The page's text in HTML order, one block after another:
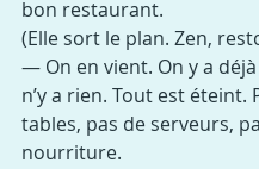
bon restaurant.
(Elle sort le plan. Zen,
— On en vient. On y a
n’y a rien. Tout est éteint.
tables, pas de serveurs,
nourriture.